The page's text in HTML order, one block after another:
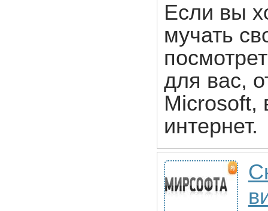
Если вы
мучать
для вас,
Microsoft,
интернет.